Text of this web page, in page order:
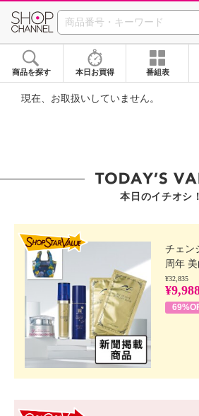
SHOP
商品を探す 本日お買得 番組表
現在、お取扱いしていません。
本日のイチオシ！
チェン
周年
¥32,835